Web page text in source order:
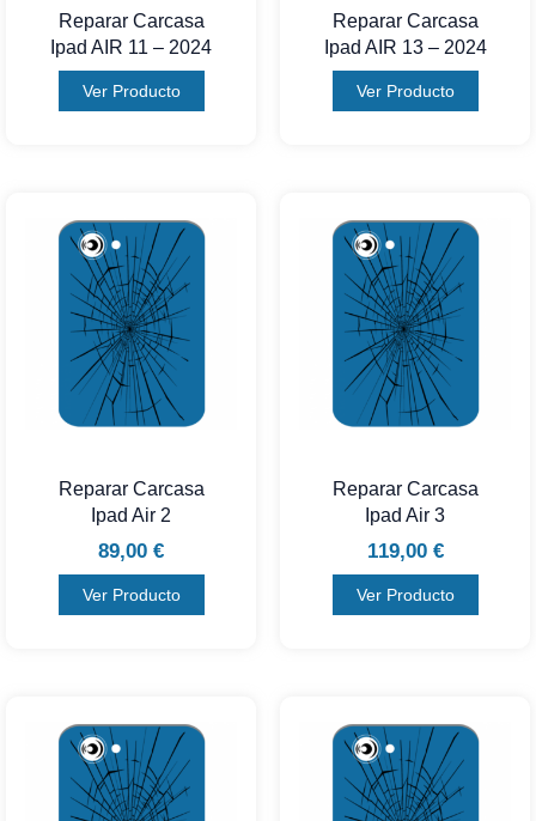
Reparar Carcasa
Ipad AIR 11 – 2024
Ver Producto
Reparar Carcasa
Ipad AIR 13 – 2024
Ver Producto
Reparar Carcasa
Ipad Air 2
89,00 €
Ver Producto
Reparar Carcasa
Ipad Air 3
119,00 €
Ver Producto